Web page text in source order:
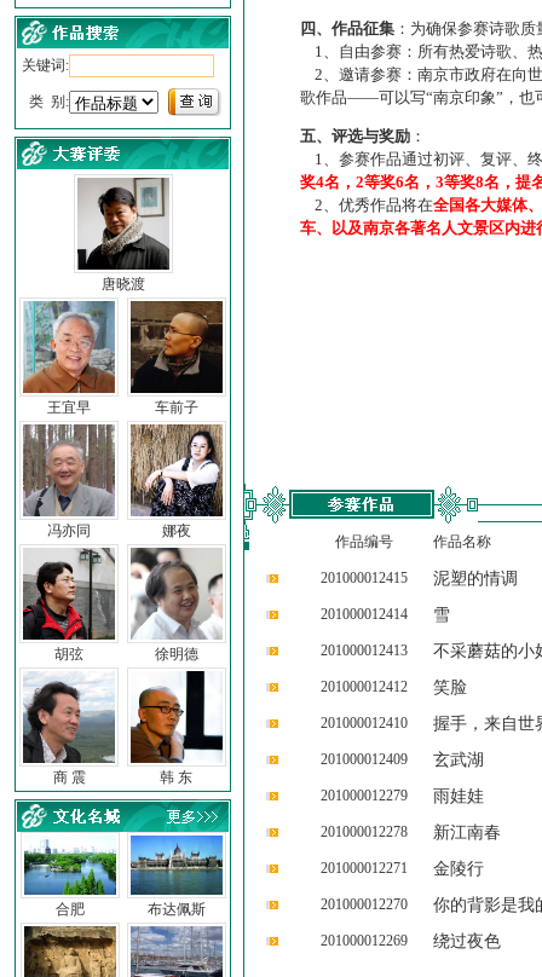
关键词:
类 别:
唐晓渡
王宜早 车前子
冯亦同 娜夜
胡弦 徐明德
商 震 韩 东
合肥 布达佩斯
四、作品征集 ：为确保参赛诗歌
1、自由参赛：所有热爱诗歌、
2、邀请参赛：南京市政府在向
歌作品——可以写“南京印象”，也
五、评选与奖励 ：
1、参赛作品通过初评、复评、
奖4名，2等奖6名，3等奖8名，提
2、优秀作品将在全国各大媒体
车、以及南京各著名人文景区内进
作品编号 作品名称
201000012415 泥塑的情调
201000012414 雪
201000012413 不采蘑菇的小
201000012412 笑脸
201000012410 握手，来自世
201000012409 玄武湖
201000012279 雨娃娃
201000012278 新江南春
201000012271 金陵行
201000012270 你的背影是我
201000012269 绕过夜色